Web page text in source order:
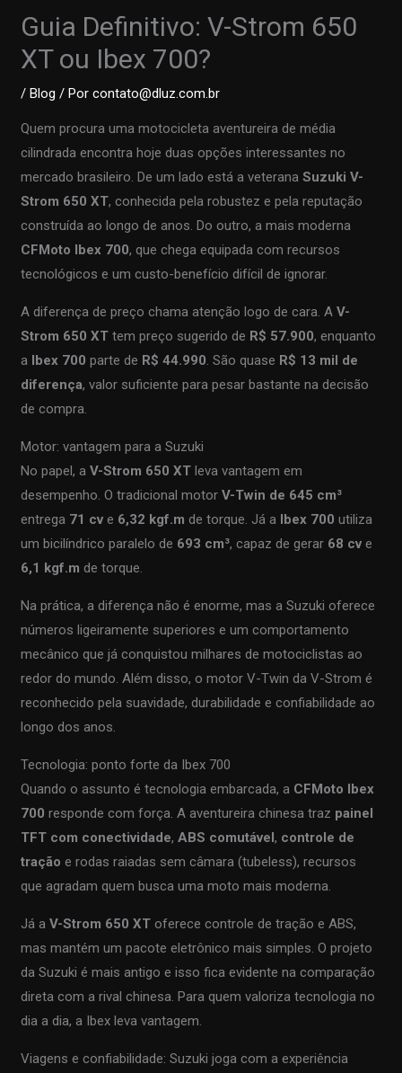
Guia Definitivo: V-Strom 650
XT ou Ibex 700?
/Blog / Porcontato@dluz.com.br
Quem procura uma motocicleta aventureira de média
cilindrada encontra hoje duas opções interessantes no
mercado brasileiro. De um lado está a veteranaSuzuki V-
Strom 650 XT, conhecida pela robustez e pela reputação
construída ao longo de anos. Do outro, a mais moderna
CFMoto Ibex 700, que chega equipada com recursos
tecnológicos e um custo-benefício difícil de ignorar.
A diferença de preço chama atenção logo de cara. AV-
Strom 650 XT tem preço sugerido de R$ 57.900, enquanto
a Ibex 700 parte de R$ 44.990 . São quase R$ 13 mil de
diferença, valor suficiente para pesar bastante na decisão
de compra.
Motor: vantagem para a Suzuki
No papel, aV-Strom 650 XT leva vantagem em
desempenho. O tradicional motorV-Twin de 645 cm³
entrega 71 cv e 6,32 kgf.m de torque. Já a Ibex 700 utiliza
um bicilíndrico paralelo de 693 cm³, capaz de gerar 68 cv e
6,1 kgf.m de torque.
Na prática, a diferença não é enorme, mas a Suzuki oferece
números ligeiramente superiores e um comportamento
mecânico que já conquistou milhares de motociclistas ao
redor do mundo. Além disso, o motor V-Twin da V-Strom é
reconhecido pela suavidade, durabilidade e confiabilidade ao
longo dos anos.
Tecnologia: ponto forte da Ibex 700
Quando o assunto é tecnologia embarcada, a CFMoto Ibex
700 responde com força. A aventureira chinesa traz painel
TFT com conectividade,ABS comutável, controle de
tração e rodas raiadas sem câmara (tubeless), recursos
que agradam quem busca uma moto mais moderna.
Já aV-Strom 650 XT oferece controle de tração e ABS,
mas mantém um pacote eletrônico mais simples. O projeto
da Suzuki é mais antigo e isso fica evidente na comparação
direta com a rival chinesa. Para quem valoriza tecnologia no
dia a dia, a Ibex leva vantagem.
Viagens e confiabilidade: Suzuki joga com a experiência